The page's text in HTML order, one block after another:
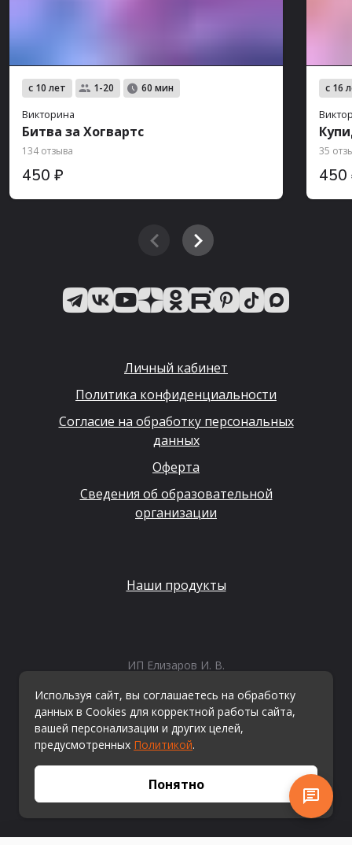
с 10 лет 1-20 60 мин
Викторина
Битва за Хогвартс
134 отзыва
450 ₽
с 16
35
450
Личный кабинет
Политика конфиденциальности
Согласие на обработку персональных
данных
Оферта
Сведения об образовательной
организации
Наши продукты
ИП Елизаров И. В.
ОГРНИП: 315665800057162
Эл. почта:info@kvestiks.ru
© Квестикс, 2026
Используя сайт, вы соглашаетесь на обработку
данных в Cookies для корректной работы сайта,
вашей персонализации и других целей,
предусмотренных Политикой.
Понятно